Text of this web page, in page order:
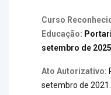
Curso
Educação:
setembro de 2025
Ato Autorizativo:
setembro de 2021.